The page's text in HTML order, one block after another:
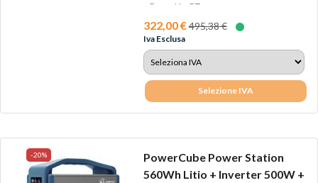
- Peso Kg 57
322,00 €495,38 €
Iva Esclusa
Selezione IVA
-20%
PowerCube Power Station
560Wh Litio + Inverter 500W +